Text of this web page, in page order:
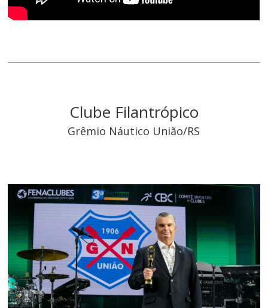
Clube Filantrópico
Grêmio Náutico União/RS